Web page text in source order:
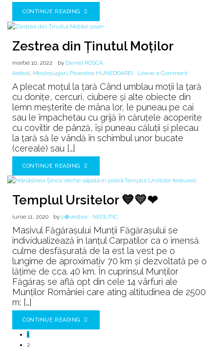
CONTINUE READING
Zestrea din Ținutul Moților
martie 10, 2022 by Daniel ROȘCA
Ardeal Meșteșugari Povestea HUNEDOAREI Leave a Commenton
Zestrea
din
Ținutul
Moților
A plecat moţul la țară Când umblau moții la ţară
cu donițe, cercuri, ciubere și alte obiecte din
lemn meșterite de mâna lor, le puneau pe cai
sau le împachetau cu grijă în căruțele acoperite
cu coviltir de pânză, își puneau căluții și plecau
la ţară să le vândă în schimbul unor bucate
(cereale) sau […]
CONTINUE READING
Templul Ursitelor 💙💛❤
iunie 11, 2020 by p⊕vestea NEOLITIC
Masivul Făgăraşului Munţii Făgăraşului se
individualizează în lanţul Carpatilor ca o imensă
culme desfăşurată de la est la vest pe o
lungime de aproximativ 70 km și dezvoltată pe o
lățime de cca. 40 km. În cuprinsul Munţilor
Făgăraș se află opt din cele 14 vârfuri ale
Munţilor României care ating altitudinea de 2500
m: […]
CONTINUE READING
1
2